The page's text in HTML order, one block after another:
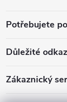
aPotřebujete
Důležité
Zákaznický